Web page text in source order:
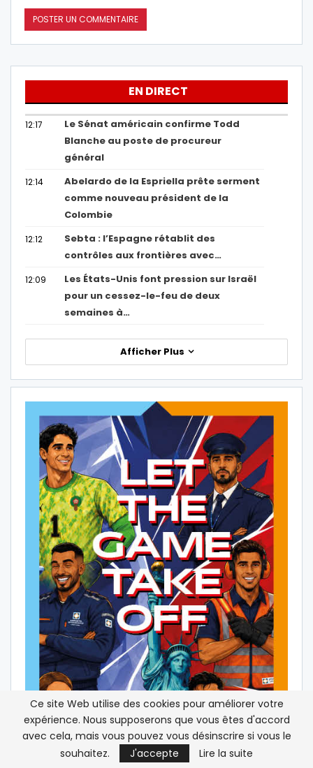
EN DIRECT
12:17
Le Sénat américain confirme Todd
Blanche au poste de procureur
général
12:14
Abelardo de la Espriella prête serment
comme nouveau président de la
Colombie
12:12
Sebta : l’Espagne rétablit des
contrôles aux frontières avec…
12:09
Les États-Unis font pression sur Israël
pour un cessez-le-feu de deux
semaines à…
Afficher Plus
Ce site Web utilise des cookies pour améliorer votre
expérience. Nous supposerons que vous êtes d'accord
avec cela, mais vous pouvez vous désinscrire si vous le
souhaitez.
J'accepte Lire la suite